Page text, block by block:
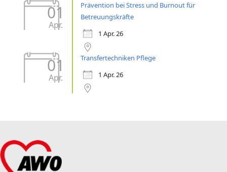
01
Apr.
Prävention bei Stress und Burnout für
Betreuungskräfte
1 Apr. 26
01
Apr.
Transfertechniken Pflege
1 Apr. 26